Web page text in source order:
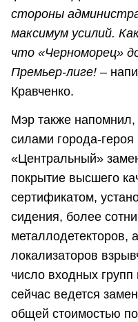
стороны
максимум усилий.
что «Черноморец»
Премьер-лиге! –
Кравченко.
Мэр также напомнил,
силами города-героя
«Центральный»
покрытие высшего
сертификатом,
сидения, более
металлодетекторов,
локализаторов
число входных
сейчас ведется
общей стоимостью